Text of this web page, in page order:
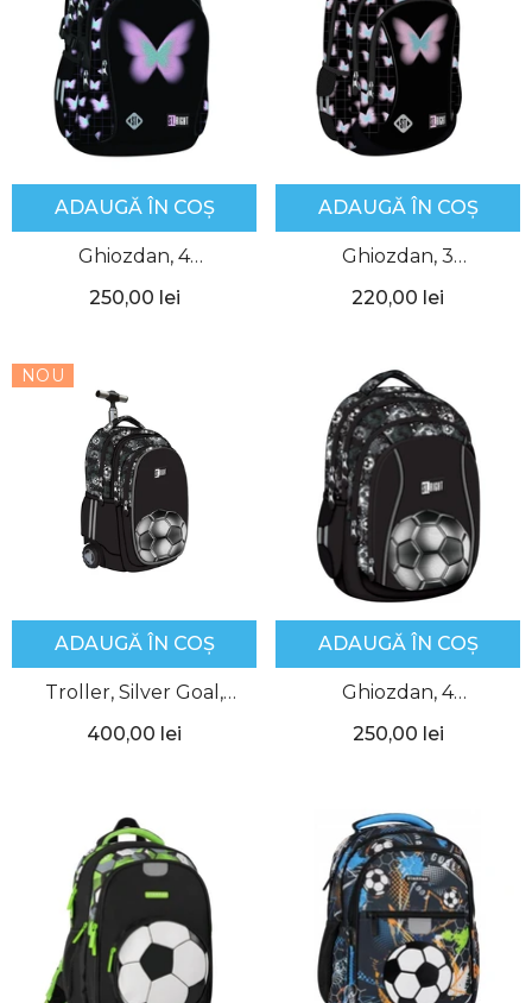
ADAUGĂ ÎN COȘ
Ghiozdan, 4
Compartimente, Pastel
250,00 lei
ADAUGĂ ÎN COȘ
Ghiozdan, 3
Compartimente, Pastel
220,00 lei
NOU
ADAUGĂ ÎN COȘ
Troller, Silver Goal,
St.Right
400,00 lei
ADAUGĂ ÎN COȘ
Ghiozdan, 4
Compartimente, Silver
250,00 lei